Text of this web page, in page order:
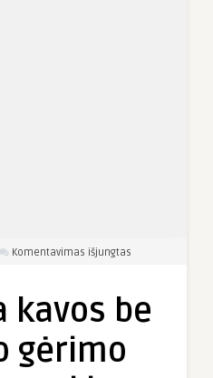
Komentavimas išjungtas
kavos
kavos be
gėrimo